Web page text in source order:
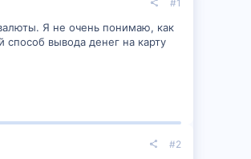
#1
Я не очень понимаю, как
способ вывода денег на карту
#2